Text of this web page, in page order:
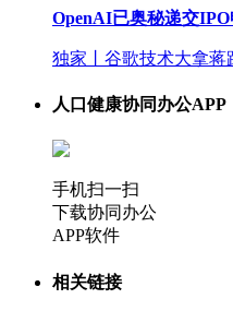
OpenAI已奥秘递交
独家丨谷歌技术大拿蒋
人口健康协同办公APP
手机扫一扫
下载协同办公
APP软件
相关链接